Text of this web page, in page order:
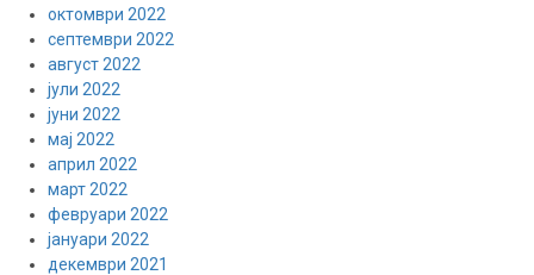
октомври 2022
септември 2022
август 2022
јули 2022
јуни 2022
мај 2022
април 2022
март 2022
февруари 2022
јануари 2022
декември 2021